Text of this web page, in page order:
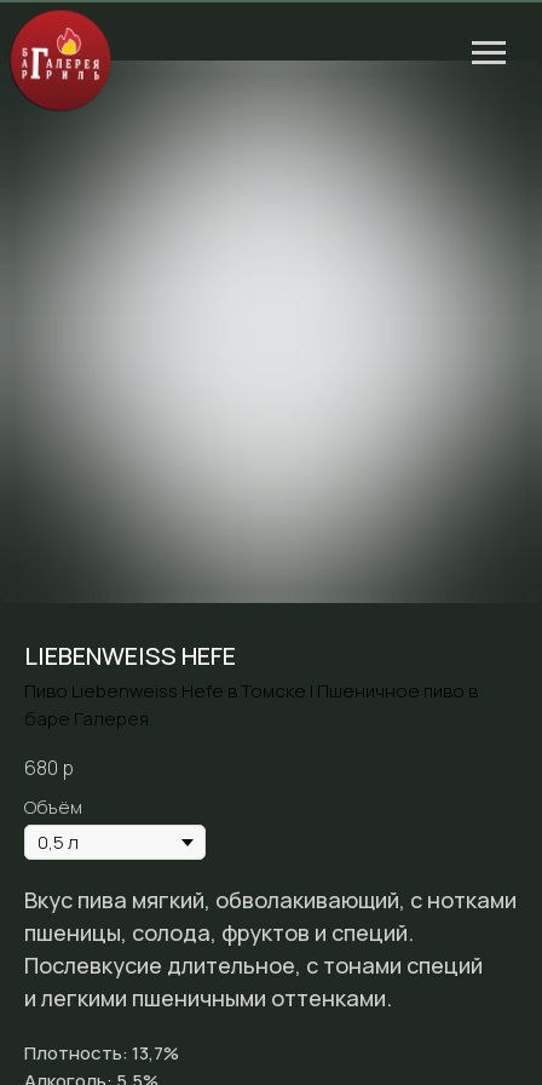
LIEBENWEISS HEFE
Пиво Liebenweiss Hefe в Томске | Пшеничное пиво в
баре Галерея
680 р
Объём
Вкус пива мягкий, обволакивающий, с нотками
пшеницы, солода, фруктов и специй.
Послевкусие длительное, с тонами специй
и легкими пшеничными оттенками.
Плотность: 13,7%